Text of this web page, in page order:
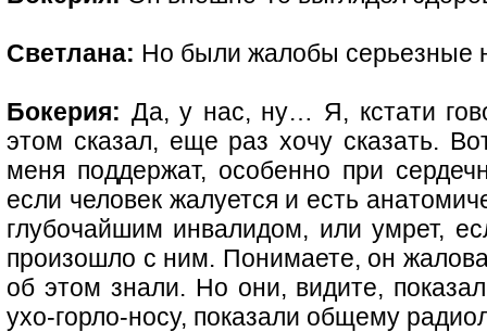
Светлана: Но были жалобы серьезные
Бокерия: Да, у нас, ну… Я, кстати
этом сказал, еще раз хочу сказать.
меня поддержат, особенно при
если человек жалуется и есть
глубочайшим инвалидом, или умрет,
произошло с ним. Понимаете, он
об этом знали. Но они, видите,
ухо-горло-носу, показали общему